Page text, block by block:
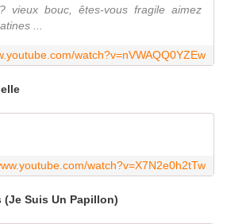
vieux bouc, êtes-vous fragile aimez
...
watch?v=nVWAQQ0YZEw
watch?v=X7N2e0h2tTw
Suis Un Papillon)